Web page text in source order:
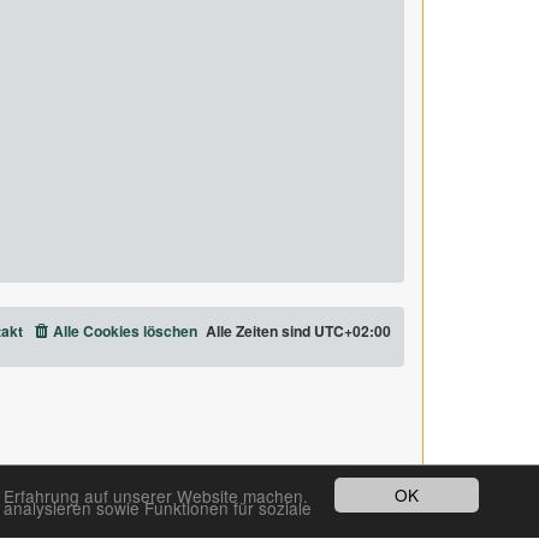
OK
auf unserer Website machen.
sowie Funktionen für soziale
Alle Zeiten sind UTC+02:00
Alle Cookies löschen